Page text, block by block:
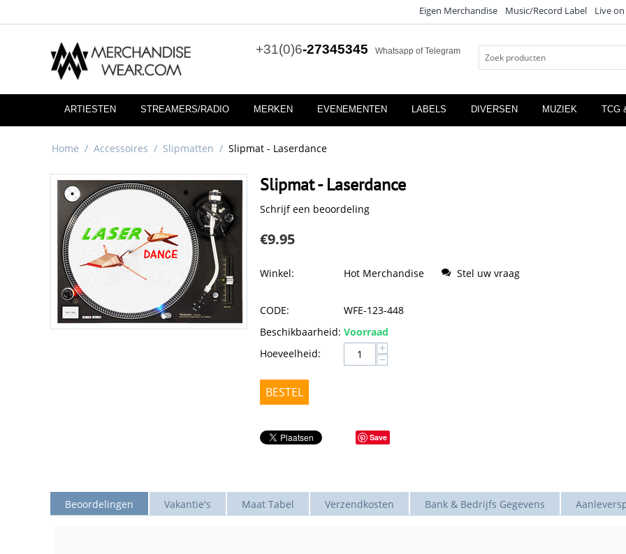
Eigen Merchandise Music/Record Label Live
+31(0)6-27345345 Whatsapp of Telegram
ARTIESTEN STREAMERS/RADIO MERKEN EVENEMENTEN LABELS DIVERSEN MUZIEK TCG
Home / Accessoires / Slipmatten / Slipmat - Laserdance
Slipmat - Laserdance
Schrijf een beoordeling
€9.95
Winkel: Hot Merchandise Stel uw vraag
CODE:
WFE-123-448
Beschikbaarheid: Voorraad
Hoeveelheid:
+
−
BESTEL
Save
Beoordelingen Vakantie's Maat Tabel Verzendkosten Bank & Bedrijfs Gegevens